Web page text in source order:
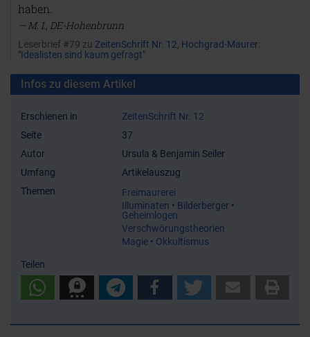
haben.
M. I., DE-Hohenbrunn
Leserbrief #79 zu ZeitenSchrift Nr. 12 Hochgrad-Maurer:
"Idealisten sind kaum gefragt"
Infos zu diesem Artikel
Erschienen in
ZeitenSchrift Nr. 12
Seite
37
Autor
Ursula & Benjamin Seiler
Umfang
Artikelauszug
Themen
Freimaurerei
Illuminaten • Bilderberger •
Geheimlogen
Verschwörungstheorien
Magie • Okkultismus
Teilen